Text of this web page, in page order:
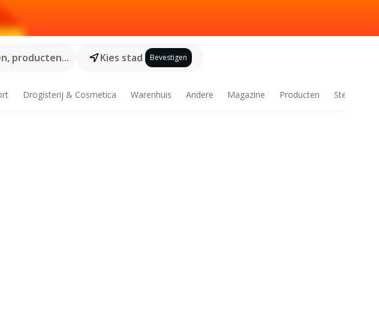
producten... Kies stad Bevestigen
Drogisterij & Cosmetica Warenhuis Andere Magazine Producten Steden